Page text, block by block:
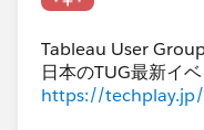
Tableau User
日本のTUG最新イ
https://